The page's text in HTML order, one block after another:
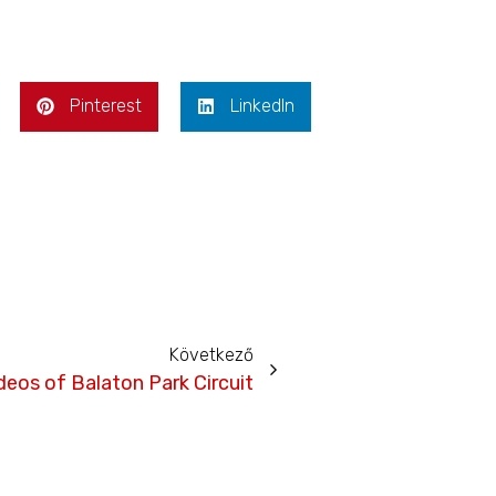
Pinterest LinkedIn
Következő
of Balaton Park Circuit